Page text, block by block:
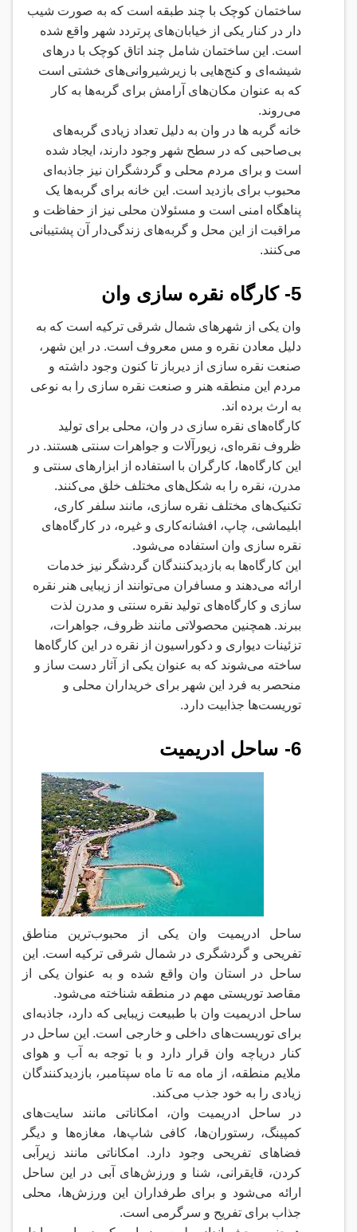
ساختمان کوچک با چند طبقه است که به صورت شیب
دار در کنار یکی از خیابان‌های پرتردد شهر واقع شده
است. این ساختمان شامل چند اتاق کوچک با درهای
شیشه‌ای و کنج‌هایی با زیرشیروانی‌های خشتی است
که به عنوان مکان‌های آرامش برای گربه‌ها به کار
می‌روند.
خانه گربه ها در وان به دلیل تعداد زیادی گربه‌های
بی‌صاحبی که در سطح شهر وجود دارند، ایجاد شده
است و برای مردم محلی و گردشگران نیز جاذبه‌ای
محبوب برای بازدید است. این خانه برای گربه‌ها یک
پناهگاه امنی است و مسئولان محلی نیز از حفاظت و
مراقبت از این محل و گربه‌های زندگی‌دار آن پشتیبانی
می‌کنند.
5- کارگاه نقره سازی وان
وان یکی از شهرهای شمال شرقی ترکیه است که به
دلیل معادن نقره و مس معروف است. در این شهر،
صنعت نقره سازی از دیرباز تا کنون وجود داشته و
مردم این منطقه هنر و صنعت نقره سازی را به نوعی
به ارث برده اند.
کارگاه‌های نقره سازی در وان، محلی برای تولید
ظروف نقره‌ای، زیورآلات و جواهرات سنتی هستند. در
این کارگاه‌ها، کارگران با استفاده از ابزارهای سنتی و
مدرن، نقره را به شکل‌های مختلف خلق می‌کنند.
تکنیک‌های مختلف نقره سازی، مانند سلفر کاری،
ابلیماشی، چاپ، افشانه‌کاری و غیره، در کارگاه‌های
نقره سازی وان استفاده می‌شود.
این کارگاه‌ها به بازدیدکنندگان گردشگر نیز خدمات
ارائه می‌دهند و مسافران می‌توانند از زیبایی هنر نقره
سازی و کارگاه‌های تولید نقره سنتی و مدرن لذت
ببرند. همچنین محصولاتی مانند ظروف، جواهرات،
تزئینات دیواری و دکوراسیون از نقره در این کارگاه‌ها
ساخته می‌شوند که به عنوان یکی از آثار دست ساز و
منحصر به فرد این شهر برای خریداران محلی و
توریست‌ها جذابیت دارد.
6- ساحل ادریمیت
ساحل ادریمیت وان یکی از محبوب‌ترین مناطق
تفریحی و گردشگری در شمال شرقی ترکیه است. این
ساحل در استان وان واقع شده و به عنوان یکی از
مقاصد توریستی مهم در منطقه شناخته می‌شود.
ساحل ادریمیت وان با طبیعت زیبایی که دارد، جاذبه‌ای
برای توریست‌های داخلی و خارجی است. این ساحل در
کنار دریاچه وان قرار دارد و با توجه به آب و هوای
ملایم منطقه، از ماه مه تا ماه سپتامبر، بازدیدکنندگان
زیادی را به خود جذب می‌کند.
در ساحل ادریمیت وان، امکاناتی مانند سایت‌های
کمپینگ، رستوران‌ها، کافی شاپ‌ها، مغازه‌ها و دیگر
فضاهای تفریحی وجود دارد. امکاناتی مانند زیرآبی
کردن، قایقرانی، شنا و ورزش‌های آبی در این ساحل
ارائه می‌شود و برای طرفداران این ورزش‌ها، محلی
جذاب برای تفریح و سرگرمی است.